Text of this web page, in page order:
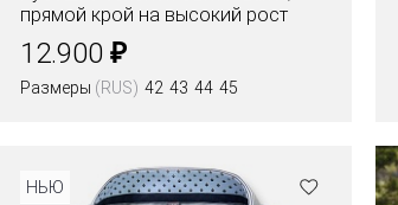
прямой крой на высокий рост
12.900 ₽
Размеры (RUS) 42 43 44 45
НЬЮ